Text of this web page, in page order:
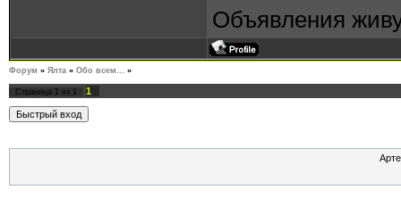
Объявления
Форум » Ялта » Обо всем... »
Страница 1 из 1 1